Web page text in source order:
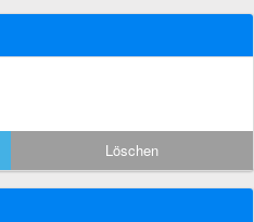
Löschen